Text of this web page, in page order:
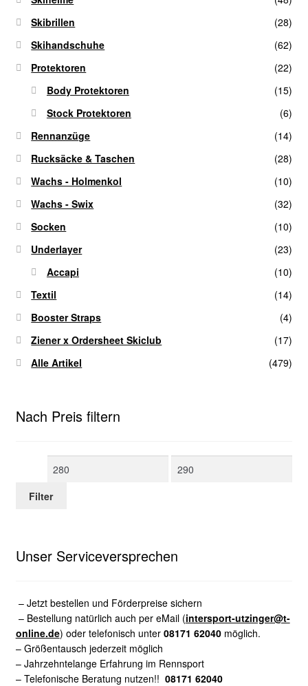
Skibrillen
(28)
Skihandschuhe
(62)
Protektoren
(22)
Body Protektoren
(15)
Stock Protektoren
(6)
Rennanzüge
(14)
Rucksäcke & Taschen
(28)
Wachs - Holmenkol
(10)
Wachs - Swix
(32)
Socken
(10)
Underlayer
(23)
Accapi
(10)
Textil
(14)
Booster Straps
(4)
Ziener x Ordersheet Skiclub
(17)
Alle Artikel
(479)
Nach Preis filtern
Min.
Max.
Filter
Unser Serviceversprechen
– Jetzt bestellen und Förderpreise sichern
– Bestellung natürlich auch per eMail (intersport-utzinger@t-
online.de) oder telefonisch unter08171 62040möglich.
– Größentausch jederzeit möglich
– Jahrzehntelange Erfahrung im Rennsport
– Telefonische Beratung nutzen!! 08171 62040